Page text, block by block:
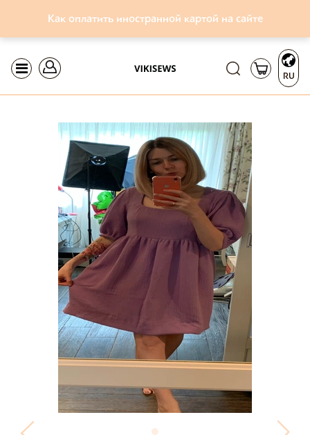
Как оплатить иностранной картой на сайте
RU